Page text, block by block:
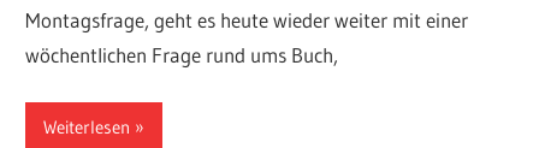
Montagsfrage, geht es heute wieder weiter mit einer
wöchentlichen Frage rund ums Buch,
Weiterlesen